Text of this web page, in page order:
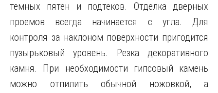
темных пятен и подтеков. Отделка дверных
проемов всегда начинается с угла. Для
контроля за наклоном поверхности пригодится
пузырьковый уровень. Резка декоративного
камня. При необходимости гипсовый камень
можно отпилить обычной ножовкой, а